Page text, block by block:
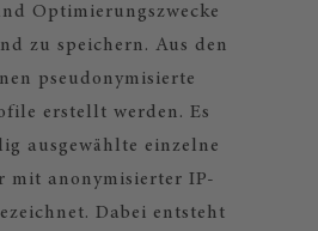
Optimierungszwecke
zu speichern. Aus den
pseudonymisierte
erstellt werden. Es
ausgewählte einzelne
mit anonymisierter IP-
Dabei entsteht